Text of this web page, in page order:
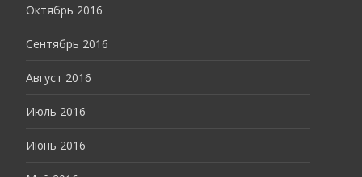
Октябрь 2016
Сентябрь 2016
Август 2016
Июль 2016
Июнь 2016